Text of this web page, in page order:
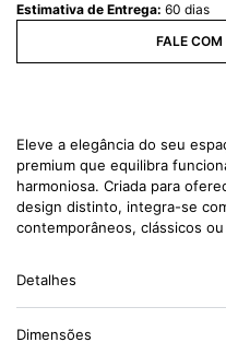
Estimativa de Entrega: 60 dias
FALE
Eleve a elegância do seu
premium que equilibra
harmoniosa. Criada para
design distinto, integra-se
contemporâneos, clássicos
Detalhes
Dimensões